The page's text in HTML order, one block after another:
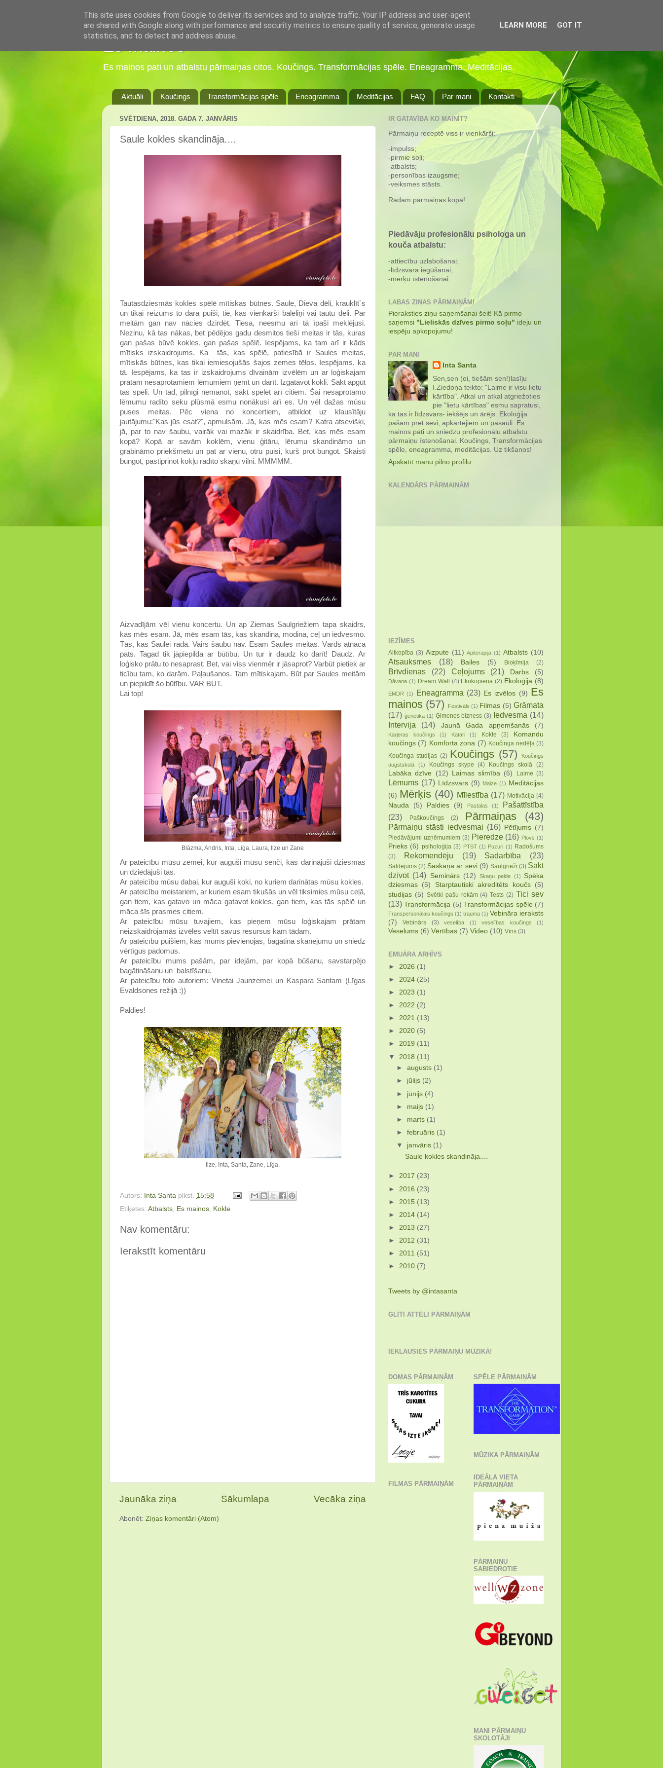
Es mainos
Es mainos pati un atbalstu pārmaiņas citos. Koučings. Transformācijas spēle. Eneagramma. Meditācijas.
Aktuāli Koučings Transformācijas spēle Eneagramma Meditācijas FAQ Par mani Kontakti
SVĒTDIENA, 2018. GADA 7. JANVĀRIS
Saule kokles skandināja....
Tautasdziesmās kokles spēlē mītiskas būtnes. Saule, Dieva dēli, krauklīt`s
un tikai reizums to dara puiši, tie, kas vienkārši bāleliņi vai tautu dēli. Par
meitām gan nav nācies dzirdēt. Tiesa, neesmu arī tā īpaši meklējusi.
Nezinu, kā tas nākas, bet pēdējos gadu desmitos tieši meitas ir tās, kuras
gan pašas būvē kokles, gan pašas spēlē. Iespējams, ka tam arī ir kāds
mītisks izskaidrojums. Ka tās, kas spēlē, patiesībā ir Saules meitas,
mītiskās būtnes, kas tikai iemiesojušās šajos zemes tēlos. Iespējams, ka
tā. Iespējams, ka tas ir izskaidrojums dīvainām izvēlēm un ar loģiskajam
prātam nesaprotamiem lēmumiem ņemt un darīt. Izgatavot kokli. Sākt apgūt
tās spēli. Un tad, pilnīgi nemanot, sākt spēlēt arī citiem. Šai nesaprotamo
lēmumu radīto seku plūsmā esmu nonākusi arī es. Un vēl dažas mūsu
puses meitas. Pēc viena no koncertiem, atbildot uz klausītāju
jautājumu:"Kas jūs esat?", apmulsām. Jā, kas mēs esam? Katra atsevišķi,
jā, par to nav šaubu, vairāk vai mazāk ir skaidrība. Bet, kas mēs esam
kopā? Kopā ar savām koklēm, vienu ģitāru, lērumu skandināmo un
grabināmo priekšmetu un pat ar vienu, otru puisi, kurš prot bungot. Skaisti
bungot, pastiprinot kokļu radīto skaņu vilni. MMMMM.
Aizvadījām vēl vienu koncertu. Un ap Ziemas Saulgriežiem tapa skaidrs,
kas mēs esam. Jā, mēs esam tās, kas skandina, modina, ceļ un iedvesmo.
Tās, kas Saulei rada. Vairs šaubu nav. Esam Saules meitas. Vārds atnāca
pats. Tagad tik jāpiepilda ar būtību. Un tur ir daudz ko darīt! Daudz. Ar
loģisko prātu to nesaprast. Bet, vai viss vienmēr ir jāsaprot? Varbūt pietiek ar
ticību tam, ko darām. Paļaušanos. Tam mītiskajam. Būt par Saules meitām
un piepildīt šo būtību. VAR BŪT.
Lai top!
Blāzma, Andris, Inta, Līga, Laura, Ilze un Zane
Ar pateicību mūsu zemei, kur auguši mūsu senči, kas darinājuši dziesmas
un dziedājuši tās.
Ar pateicību mūsu dabai, kur auguši koki, no kuriem darinātas mūsu kokles.
Ar pateicību meistariem, ar kuriem esam tikušās un vēl tiksimies mūsu ceļā,
gan tiem, kas gatavo un māca gatavot kokles, gan tiem, kas tās spēlē un
māca šīs prasmes citiem.
Ar pateicību mūsu tuvajiem, kas pieņem mūsu loģiskajam prātam
neizskaidrojamās izvēles veltīt savus resursus kam tādam.
Ar pateicību puišiem, kas mums pievienojas, bagātina skanējumu un sniedz
vērtīgus padomus.
Ar pateicību mums pašām, par idejām, par kopā būšanu, savstarpējo
bagātināšanu un balstīšanu.
Ar pateicību foto autoriem: Vinetai Jaunzemei un Kaspara Santam (Līgas
Evaldsones režijā :))
Paldies!
Ilze, Inta, Santa, Zane, Līga.
Autors: Inta Santa plkst. 15:58
Etiķetes: Atbalsts, Es mainos, Kokle
Nav komentāru:
Ierakstīt komentāru
Jaunāka ziņa Vecāka ziņa
Sākumlapa
Abonēt: Ziņas komentāri (Atom)
IR GATAVĪBA KO MAINĪT?
Pārmaiņu receptē viss ir vienkārši:
-impulss;
-pirmie soļi;
-atbalsts;
-personības izaugsme;
-veiksmes stāsts.
Radam pārmaiņas kopā!
Piedāvāju profesionālu psihologa un
kouča atbalstu:
-attiecību uzlabošanai;
-līdzsvara iegūšanai;
-mērķu īstenošanai.
LABAS ZIŅAS PĀRMAIŅĀM!
Pieraksties ziņu saņemšanai šeit! Kā pirmo
saņemsi "Lieliskās dzīves pirmo soļu" ideju un
iespēju apkopojumu!
PAR MANI
Inta Santa
Sen,sen (oi, tiešām sen!)lasīju
I.Ziedoņa teikto: "Laime ir visu lietu
kārtība". Atkal un atkal atgriežoties
pie "lietu kārtības" esmu sapratusi,
ka tas ir līdzsvars- iekšējs un ārējs. Ekoloģija
pašam pret sevi, apkārtējiem un pasauli. Es
mainos pati un sniedzu profesionālu atbalstu
pārmaiņu īstenošanai. Koučings, Transformācijas
spēle, eneagramma, meditācijas. Uz tikšanos!
Apskatīt manu pilno profilu
KALENDĀRS PĀRMAIŅĀM
IEZĪMES
Aitkopība (3) Aizpute (11) Apiterapija (1) Atbalsts (10)
Atsauksmes (18) Bailes (5) Bioķīmija (2)
Brīvdienas (22) Ceļojums (21) Darbs (5)
Dāvana (1) Dream Wall (4) Ekokopiena (2) Ekoloģija (8)
EMDR (1) Eneagramma (23) Es izvēlos (9) Es
mainos (57) Festivāls (1) Filmas (5) Grāmata
(17) ģenētika (1) Ģimenes bizness (3) Iedvesma (14)
Intervija
(14) Jaunā Gada apņemšanās (7)
Karjeras koučings (1) Katari (1) Kokle (3)
Komandu
koučings (7) Komforta zona (7) Koučinga nedēļa (3)
Koučinga studijas (2) Koučings (57)
Koučings
augstskolā
(1) Koučings skype (4) Koučings skolā (2)
Labāka dzīve (12) Laimas slimība (6) Laime (3)
Lēmums (17) Līdzsvars (9) Maize (1)
Meditācijas
(6) Mērķis (40) Mīlestība (17) Motivācija (4)
Nauda (5) Paldies (9) Pastalas (1)
Pašattīstība
(23)
Paškoučings (2) Pārmaiņas (43)
Pārmaiņu stāsti iedvesmai (16) Pētījums (7)
Piedāvājumi uzņēmumiem (3) Pieredze (16) Plovs (1)
Prieks (6) psiholoģija (3) PTST (1) Puzuri (1) Radošums
(3)
Rekomendēju (19) Sadarbība (23)
Saldējums (2) Saskaņa ar sevi (9) Saulgrieži (3) Sākt
dzīvot (14) Seminārs (12) Skaņu pelde (1)
Spēka
dziesmas (5) Starptautiski akreditēts koučs
(5)
studijas (5) Svētki pašu rokām (4) Tests (2) Tici sev
(13) Transformācija (5) Transformācijas spēle (7)
Transpersonālais koučings (1) trauma (1) Vebināra ieraksts
(7)
Vebinārs (3) veselība (1) veselības koučings (1)
Veselums (6) Vērtības (7) Video (10) Vīns (3)
EMUĀRA ARHĪVS
► 2026 (1)
► 2024 (25)
► 2023 (1)
► 2022 (2)
► 2021 (13)
► 2020 (5)
► 2019 (11)
▼ 2018 (11)
►augusts (1)
► jūlijs (2)
► jūnijs (4)
► maijs (1)
► marts (1)
►februāris (1)
▼ janvāris (1)
Saule kokles skandināja....
► 2017 (23)
► 2016 (23)
► 2015 (13)
► 2014 (14)
► 2013 (27)
► 2012 (31)
► 2011 (51)
► 2010 (7)
Tweets by @intasanta
GLĪTI ATTĒLI PĀRMAIŅĀM
IEKLAUSIES PĀRMAIŅU MŪZIKĀ!
DOMAS PĀRMAIŅĀM
FILMAS PĀRMAIŅĀM
SPĒLE PĀRMAIŅĀM
MŪZIKA PĀRMAIŅĀM
IDEĀLA VIETA
PĀRMAIŅĀM
PĀRMAIŅU
SABIEDROTIE
MANI PĀRMAIŅU
SKOLOTĀJI
This site uses cookies from Google to deliver its services and to analyze traffic. Your IP address and user-agent
are shared with Google along with performance and security metrics to ensure quality of service, generate usage
statistics, and to detect and address abuse.
LEARN MORE GOT IT